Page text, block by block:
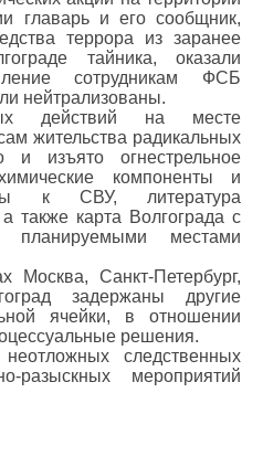
главарь и его сообщник,
террора из заранее
тайника, оказали
сотрудникам ФСБ
нейтрализованы.
действий на месте
жительства радикальных
и изъято огнестрельное
компоненты и
к СВУ, литература
а также карта Волгограда с
местами
Москва, Санкт-Петербург,
задержаны другие
ячейки, в отношении
решения.
следственных
разыскных мероприятий